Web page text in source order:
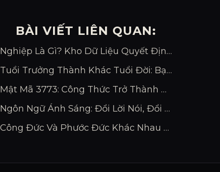
BÀI VIẾT LIÊN QUAN:
Nghiệp Là Gì? Kho Dữ Liệu Quyết Định Vận Mệnh Bạn
Tuổi Trưởng Thành Khác Tuổi Đời: Bạn Đang Bao Nhiêu?
Mật Mã 3773: Công Thức Trở Thành Chuyên Gia Đỉnh Cao
Ngôn Ngữ Ánh Sáng: Đổi Lời Nói, Đổi Vận Mệnh
Công Đức Và Phước Đức Khác Nhau Thế Nào?